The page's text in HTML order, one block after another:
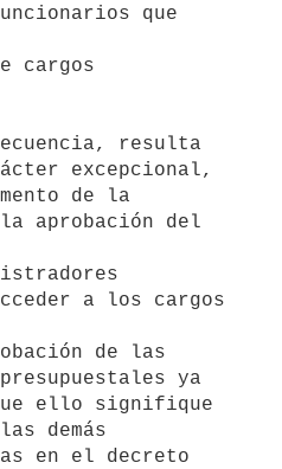
que
cargos
excepcional,
de la
aprobación del
a los cargos
de las
ya
ello signifique
demás
en el decreto